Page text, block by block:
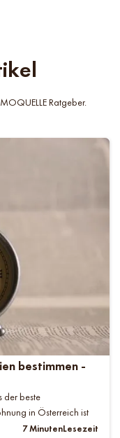
Ratgeber.
bestimmen -
der beste
in Österreich ist
7 MinutenLesezeit